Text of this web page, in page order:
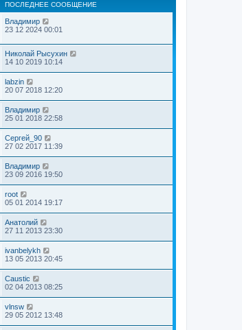
ПОСЛЕДНЕЕ СООБЩЕНИЕ
Владимир
23 12 2024 00:01
Николай Рысухин
14 10 2019 10:14
labzin
20 07 2018 12:20
Владимир
25 01 2018 22:58
Сергей_90
27 02 2017 11:39
Владимир
23 09 2016 19:50
root
05 01 2014 19:17
Анатолий
27 11 2013 23:30
ivanbelykh
13 05 2013 20:45
Caustic
02 04 2013 08:25
vlnsw
29 05 2012 13:48